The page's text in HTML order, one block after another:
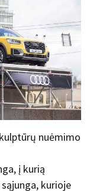
nuėmimo
į kurią
kurioje